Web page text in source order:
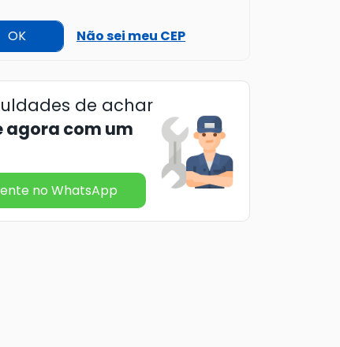
OK Não sei meu CEP
de achar
agora com um
no WhatsApp